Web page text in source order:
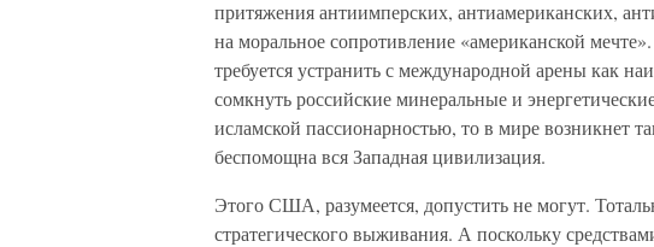
притяжения антиимперских, антиамериканских,
на моральное сопротивление «американской
требуется устранить с международной арены как
сомкнуть российские минеральные и
исламской пассионарностью, то в мире возникнет
беспомощна вся Западная цивилизация.
Этого США, разумеется, допустить не могут.
стратегического выживания. А поскольку